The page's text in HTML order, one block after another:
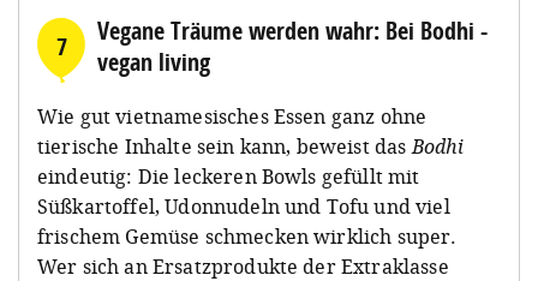
7
Vegane Träume werden wahr: Bei Bodhi -
vegan living
Wie gut vietnamesisches Essen ganz ohne
tierische Inhalte sein kann, beweist dasBodhi
eindeutig: Die leckeren Bowls gefüllt mit
Süßkartoffel, Udonnudeln und Tofu und viel
frischem Gemüse schmecken wirklich super.
Wer sich an Ersatzprodukte der Extraklasse